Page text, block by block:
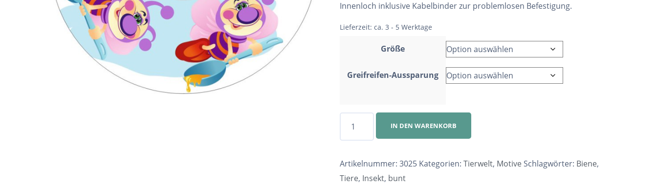
Innenloch inklusive Kabelbinder zur problemlosen Befestigung.
Lieferzeit: ca. 3 - 5 Werktage
Größe
Greifreifen-Aussparung
Menge
IN DEN WARENKORB
Artikelnummer: 3025 Kategorien: Tierwelt, MotiveSchlagwörter: Biene,
Tiere, Insekt, bunt